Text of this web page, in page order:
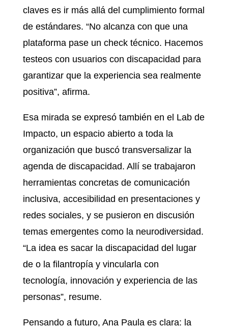
claves es ir más allá del cumplimiento formal
de estándares. “No alcanza con que una
plataforma pase un check técnico. Hacemos
testeos con usuarios con discapacidad para
garantizar que la experiencia sea realmente
positiva”, afirma.
Esa mirada se expresó también en el Lab de
Impacto, un espacio abierto a toda la
organización que buscó transversalizar la
agenda de discapacidad. Allí se trabajaron
herramientas concretas de comunicación
inclusiva, accesibilidad en presentaciones y
redes sociales, y se pusieron en discusión
temas emergentes como la neurodiversidad.
“La idea es sacar la discapacidad del lugar
de o la filantropía y vincularla con
tecnología, innovación y experiencia de las
personas”, resume.
Pensando a futuro, Ana Paula es clara: la